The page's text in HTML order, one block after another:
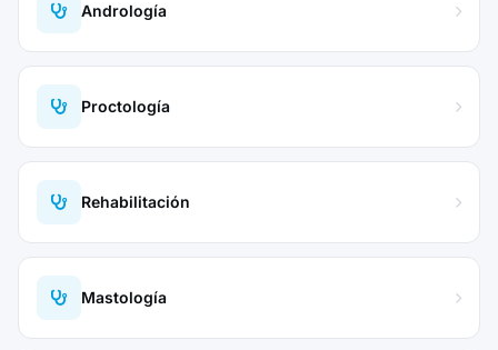
Andrología
Proctología
Rehabilitación
Mastología